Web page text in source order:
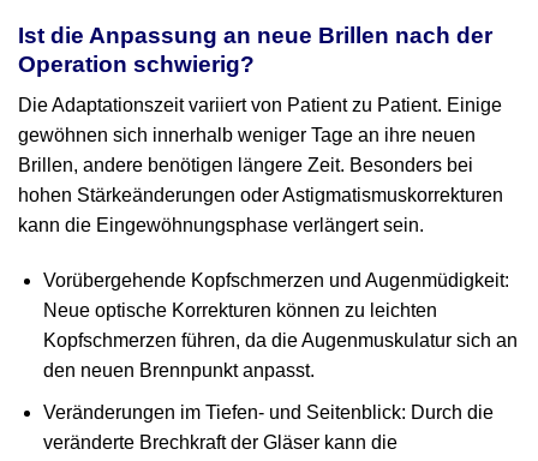
Ist die Anpassung an neue Brillen nach der
Operation schwierig?
Die Adaptationszeit variiert von Patient zu Patient. Einige
gewöhnen sich innerhalb weniger Tage an ihre neuen
Brillen, andere benötigen längere Zeit. Besonders bei
hohen Stärkeänderungen oder Astigmatismuskorrekturen
kann die Eingewöhnungsphase verlängert sein.
Vorübergehende Kopfschmerzen und Augenmüdigkeit:
Neue optische Korrekturen können zu leichten
Kopfschmerzen führen, da die Augenmuskulatur sich an
den neuen Brennpunkt anpasst.
Veränderungen im Tiefen‑ und Seitenblick: Durch die
veränderte Brechkraft der Gläser kann die